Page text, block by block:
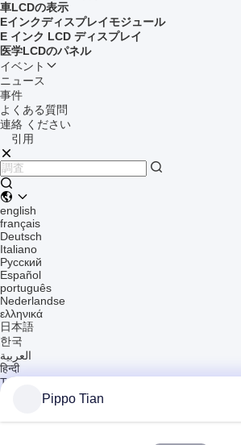
車LCDの表示
Eインクディスプレイモジュール
E インク LCD ディスプレイ
医学LCDのパネル
イベント
ニュース
事件
よくある質問
連絡 ください
引用
english
français
Deutsch
Italiano
Русский
Español
português
Nederlandse
ελληνικά
日本語
한국
العربية
हिन्दी
Türkçe
indonesia
ไทย
Pippo Tian